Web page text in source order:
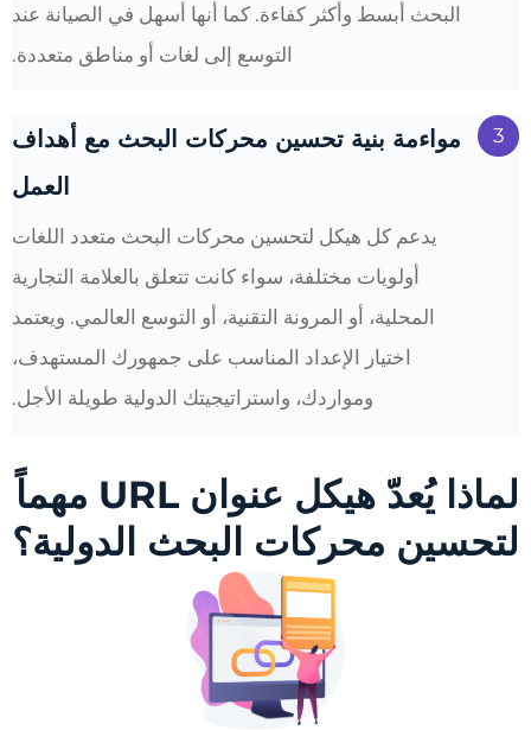
البحث أبسط وأكثر كفاءة. كما أنها أسهل في الصيانة عند
التوسع إلى لغات أو مناطق متعددة.
3
مواءمة بنية تحسين محركات البحث مع أهداف
العمل
يدعم كل هيكل لتحسين محركات البحث متعدد اللغات
أولويات مختلفة، سواء كانت تتعلق بالعلامة التجارية
المحلية، أو المرونة التقنية، أو التوسع العالمي. ويعتمد
اختيار الإعداد المناسب على جمهورك المستهدف،
ومواردك، واستراتيجيتك الدولية طويلة الأجل.
لماذا يُعدّ هيكل عنوان URL مهماً
لتحسين محركات البحث الدولية؟